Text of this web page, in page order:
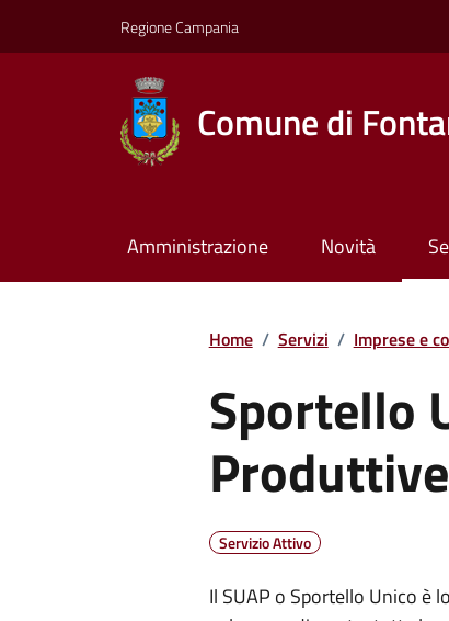
Regione Campania
Comune di
Amministrazione Novità
Home / Servizi / Imprese e
Sportello
Servizio Attivo
Il SUAP o Sportello Unico è